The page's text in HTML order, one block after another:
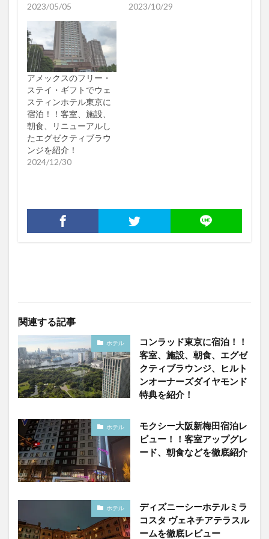
2023/05/05
2023/10/29
アメックスのフリー・
ステイ・ギフトでウェ
スティンホテル東京に
宿泊！！客室、施設、
朝食、リニューアルし
たエグゼクティブラウ
ンジを紹介！
2024/12/30
関連する記事
ホテル
コンラッド東京に宿泊！！
客室、施設、朝食、エグゼ
クティブラウンジ、ヒルト
ンオーナーズダイヤモンド
特典を紹介！
ホテル
モクシー大阪新梅田宿泊レ
ビュー！！客室アップグレ
ード、朝食などを徹底紹介
ホテル
ディズニーシーホテルミラ
コスタ ヴェネチアテラスル
ームを徹底レビュー